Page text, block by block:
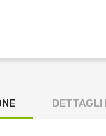
DETTAGLI